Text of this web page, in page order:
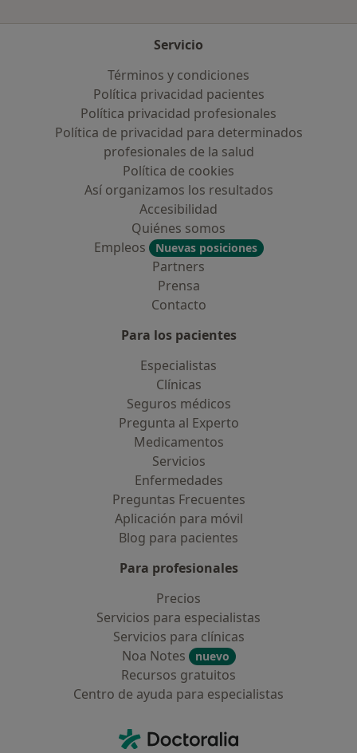
Servicio
Términos y condiciones
Política privacidad pacientes
Política privacidad profesionales
Política de privacidad para determinados
profesionales de la salud
Política de cookies
Así organizamos los resultados
Accesibilidad
Quiénes somos
Empleos
Nuevas posiciones
Partners
Prensa
Contacto
Para los pacientes
Especialistas
Clínicas
Seguros médicos
Pregunta al Experto
Medicamentos
Servicios
Enfermedades
Preguntas Frecuentes
Aplicación para móvil
Blog para pacientes
Para profesionales
Precios
Servicios para especialistas
Servicios para clínicas
Noa Notes
nuevo
Recursos gratuitos
Centro de ayuda para especialistas
Doctoralia - Página de inicio